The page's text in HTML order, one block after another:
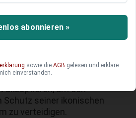
Ritter Sport setzt den
gegen einen quadratischen
Stuttgart. Das Unternehmen
Niederlage gegen die
akzeptieren, um den
seiner ikonischen
zu verteidigen.
abonnieren »
sowie die AGB gelesen und erkläre
einverstanden.